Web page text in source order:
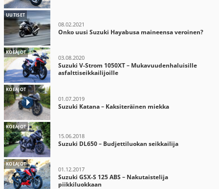
UUTISET
08.02.2021
Onko uusi Suzuki Hayabusa maineensa veroinen?
KOEAJOT
03.08.2020
Suzuki V-Strom 1050XT – Mukavuudenhaluisille
asfalttiseikkailijoille
KOEAJOT
01.07.2019
Suzuki Katana – Kaksiteräinen miekka
KOEAJOT
15.06.2018
Suzuki DL650 – Budjettiluokan seikkailija
KOEAJOT
01.12.2017
Suzuki GSX-S 125 ABS – Nakutaistelija
piikkiluokkaan